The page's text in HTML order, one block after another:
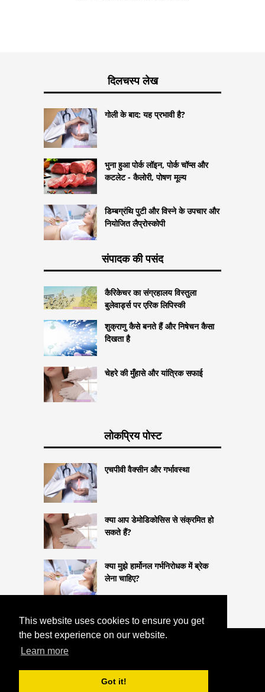
This website uses cookies to ensure you get
the best experience on our website.
Learn more
Got it!
दिलचस्प लेख
गोली के बाद: यह प्रभावी है?
भुना हुआ पोर्क लॉइन, पोर्क चॉप्स और
कटलेट - कैलोरी, पोषण मूल्य
डिम्बग्रंथि पुटी और विस्ने के उपचार और
नियोजित लैप्रोस्कोपी
संपादक की पसंद
कैरिकेचर का संग्रहालय विस्तुला
बुलेवार्ड्स पर एरिक लिपिस्की
शुक्राणु कैसे बनते हैं और निषेचन कैसा
दिखता है
चेहरे की मुँहासे और यांत्रिक सफाई
लोकप्रिय पोस्ट
एचपीवी वैक्सीन और गर्भावस्था
क्या आप डेमोडिकोसिस से संक्रमित हो
सकते हैं?
क्या मुझे हार्मोनल गर्भनिरोधक में ब्रेक
लेना चाहिए?
HTTPS://LIFESTYLEMED.NET
उपयोग के लिए प्रकार और संकेत